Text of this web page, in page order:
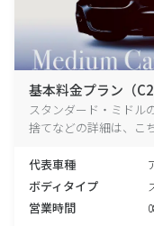
基本料金プラン（C2
スタンダード・ミドル
捨てなどの詳細は、こ
代表車種
ボディタイプ
営業時間